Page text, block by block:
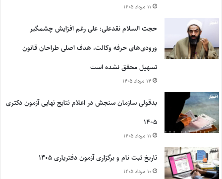
۱۱ مرداد ۱۴۰۵
حجت السلام نقدعلی: علی رغم افزایش چشمگیر
ورودی‌های حرفه وکالت، هدف اصلی طراحان قانون
تسهیل محقق نشده است
۱۴ مرداد ۱۴۰۵
بدقولی سازمان سنجش در اعلام نتایج نهایی آزمون دکتری
۱۴۰۵
۱۱ مرداد ۱۴۰۵
تاریخ ثبت نام و برگزاری آزمون دفتریاری ۱۴۰۵
۱۰ مرداد ۱۴۰۵